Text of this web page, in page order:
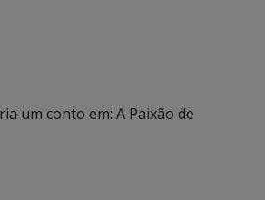
um conto em: A Paixão de